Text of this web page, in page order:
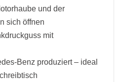
und der
sich öffnen
mit
Benz produziert – ideal